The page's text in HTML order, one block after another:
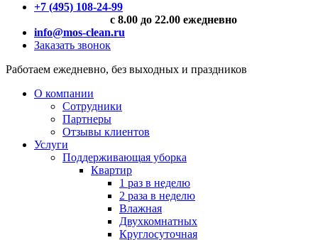
+7 (495) 108-24-99
с 8.00 до 22.00 ежедневно
info@mos-clean.ru
Заказать звонок
Работаем ежедневно, без выходных и праздников
О компании
Сотрудники
Партнеры
Отзывы клиентов
Услуги
Поддерживающая уборка
Квартир
1 раз в неделю
2 раза в неделю
Влажная
Двухкомнатных
Круглосуточная